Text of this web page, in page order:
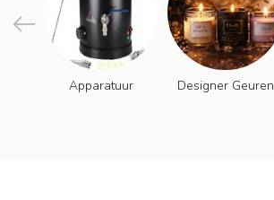
Apparatuur Designer Geuren